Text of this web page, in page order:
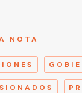
NOTA